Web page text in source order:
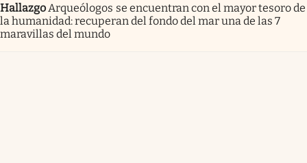
Hallazgo Arqueólogos se encuentran con el mayor tesoro de
la humanidad: recuperan del fondo del mar una de las 7
maravillas del mundo